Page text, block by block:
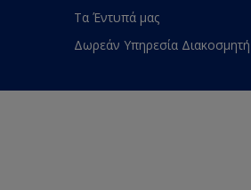
Τα Έντυπά μας
Δωρεάν Υπηρεσία Διακοσμητή